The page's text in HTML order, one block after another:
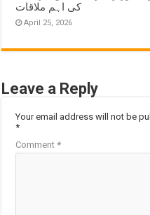
کی اہم ملاقات
April 25, 2026
Leave a Reply
Your email address will not be
*
Comment*